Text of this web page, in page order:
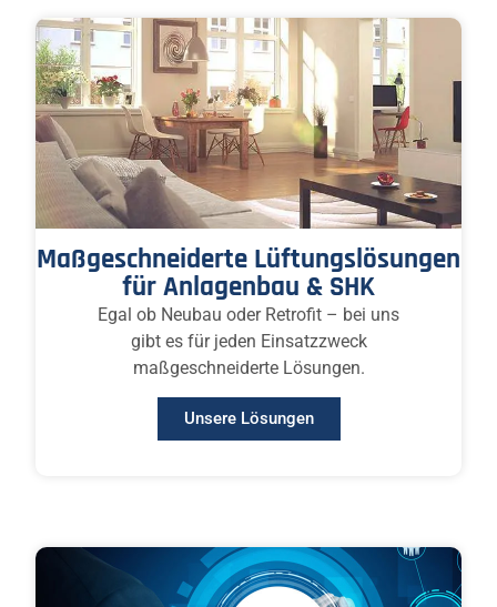
Maßgeschneiderte Lüftungslösungen
für Anlagenbau & SHK
Egal ob Neubau oder Retrofit – bei uns
gibt es für jeden Einsatzzweck
maßgeschneiderte Lösungen.
Unsere Lösungen